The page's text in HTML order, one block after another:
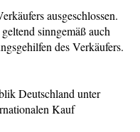
ausgeschlossen.
sinngemäß auch
des Verkäufers.
Deutschland unter
Kauf